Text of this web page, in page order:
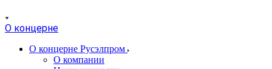
О концерне
О концерне Русэлпром
О компании